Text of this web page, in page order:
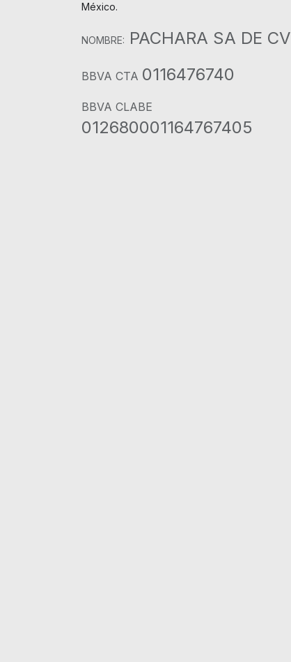
México.
NOMBRE: PACHARA SA DE CV
BBVA CTA 0116476740
BBVA CLABE
012680001164767405